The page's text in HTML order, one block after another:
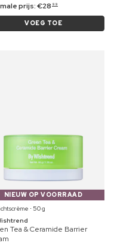
prijs:€28 99
VOEG TOE
NIEUW OP VOORRAAD
⋅ 50 g
Tea & Ceramide Barrier